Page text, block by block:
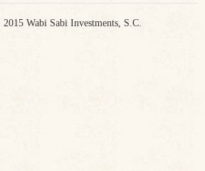
Wabi Sabi Investments, S.C.